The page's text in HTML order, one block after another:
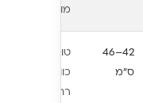
מושב
42–46
ס"מ
טווח
כוונון
רחב